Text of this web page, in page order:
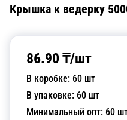
Крышка к ведерку
86.90 ₸/шт
В коробке: 60 шт
В упаковке: 60 шт
Минимальный опт: 60